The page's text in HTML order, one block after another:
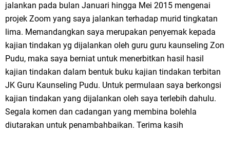
jalankan pada bulan Januari hingga Mei 2015 mengenai
projek Zoom yang saya jalankan terhadap murid tingkatan
lima. Memandangkan saya merupakan penyemak kepada
kajian tindakan yg dijalankan oleh guru guru kaunseling Zon
Pudu, maka saya berniat untuk menerbitkan hasil hasil
kajian tindakan dalam bentuk buku kajian tindakan terbitan
JK Guru Kaunseling Pudu. Untuk permulaan saya berkongsi
kajian tindakan yang dijalankan oleh saya terlebih dahulu.
Segala komen dan cadangan yang membina bolehla
diutarakan untuk penambahbaikan. Terima kasih